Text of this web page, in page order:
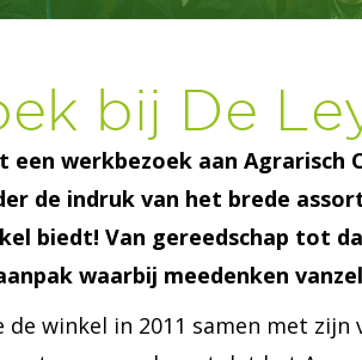
bij De
een werkbezoek aan Agrarisch
de indruk van het brede
biedt! Van gereedschap tot
waarbij meedenken
de winkel in 2011 samen met